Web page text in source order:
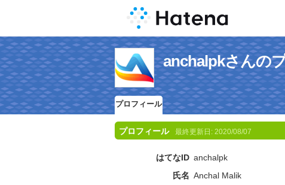
anchalpkさんの
プロフィール
プロフィール 最終更新日: 2020/08/07
はてなID anchalpk
氏名 Anchal Malik